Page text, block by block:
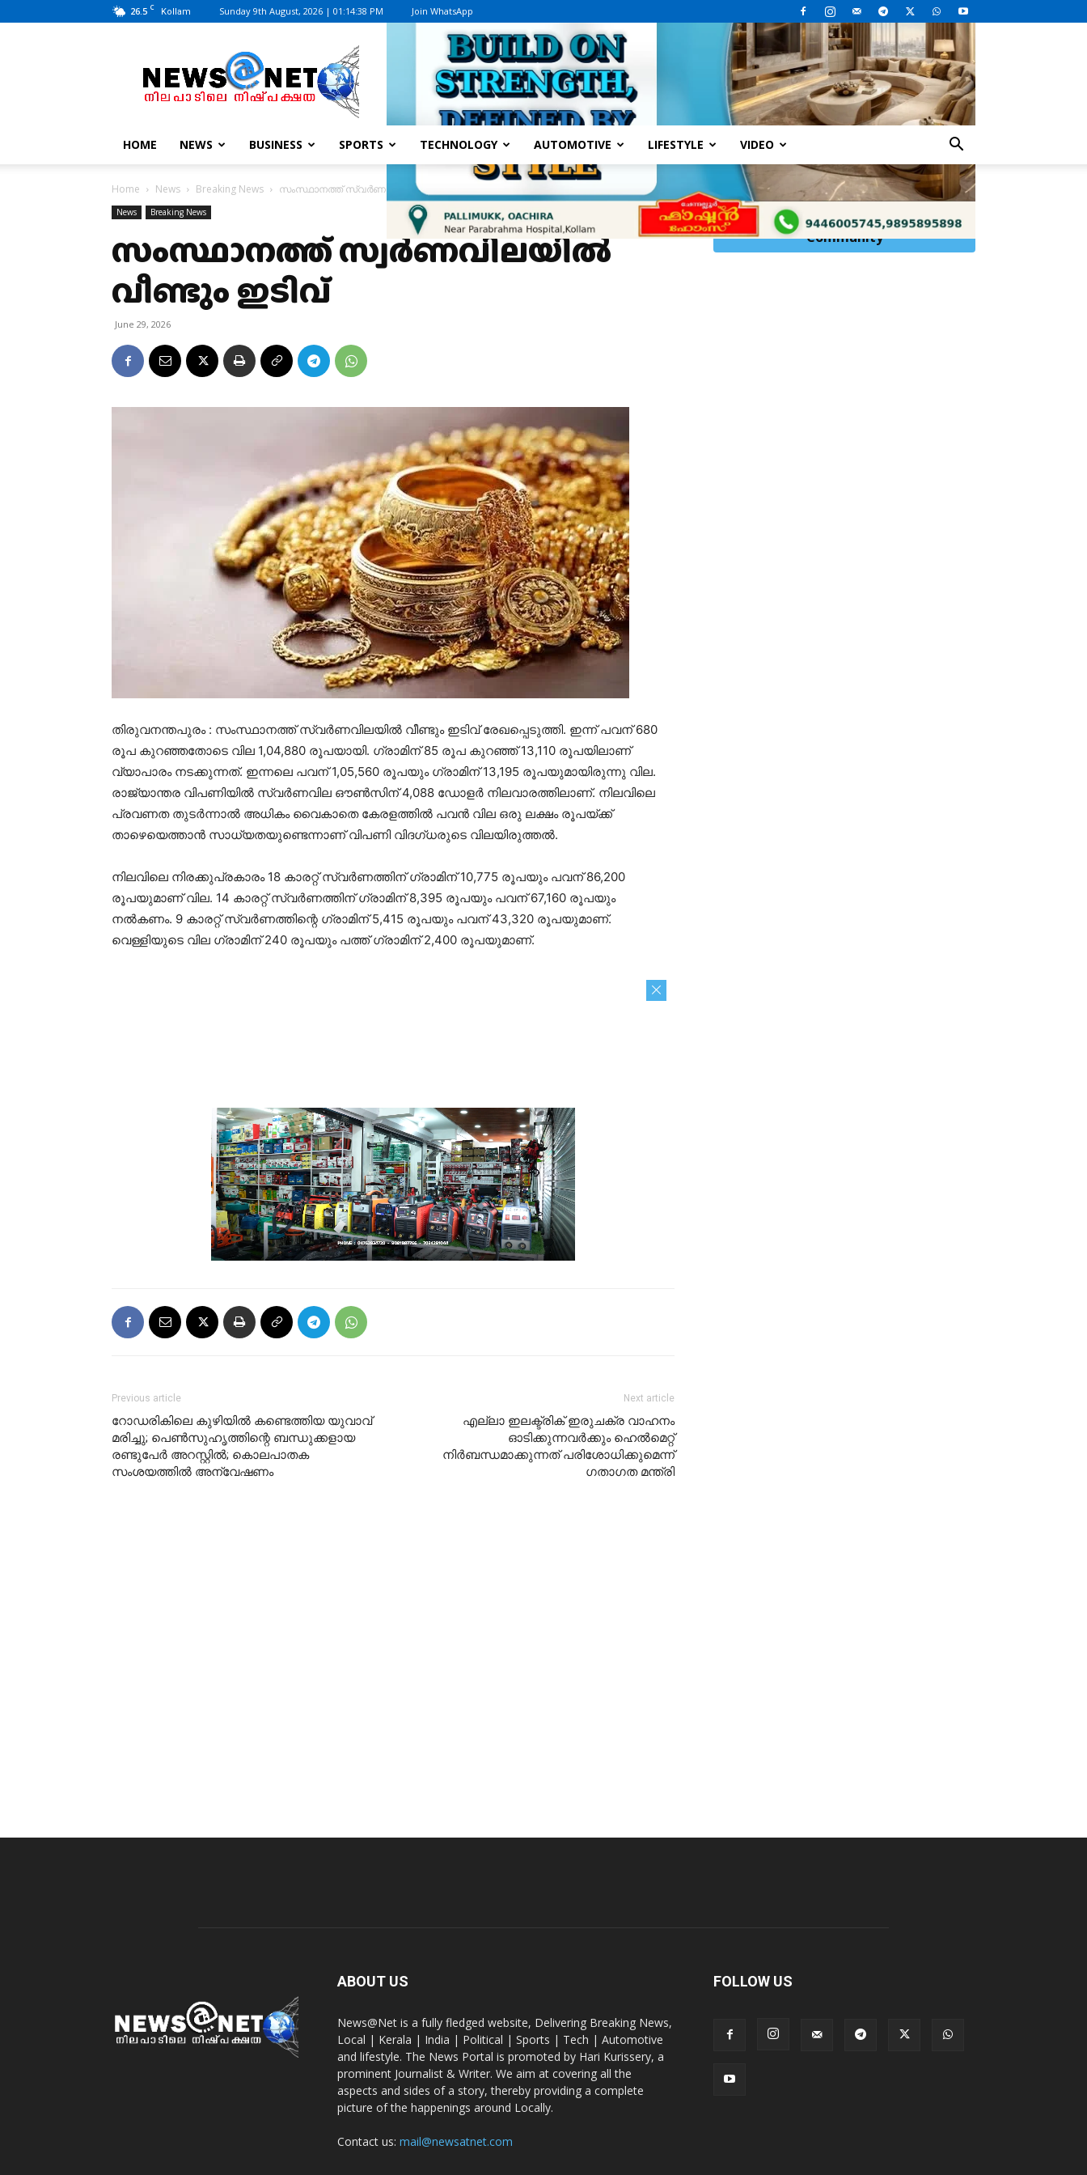
26.5 C Kollam Sunday 9th August, 2026 | 01:14:38 PM Join WhatsApp
News@Net
|
www.newsatnet.com
HOME NEWS BUSINESS SPORTS TECHNOLOGY AUTOMOTIVE LIFESTYLE VIDEO
Home News Breaking News സംസ്ഥാനത്ത് സ്വർണവിലയിൽ വീണ്ടും ഇടിവ്
News Breaking News
സംസ്ഥാനത്ത് സ്വർണവിലയിൽ
വീണ്ടും ഇടിവ്
June 29, 2026
തിരുവനന്തപുരം : സംസ്ഥാനത്ത് സ്വർണവിലയിൽ വീണ്ടും ഇടിവ് രേഖപ്പെടുത്തി. ഇന്ന് പവന് 680
രൂപ കുറഞ്ഞതോടെ വില 1,04,880 രൂപയായി. ഗ്രാമിന് 85 രൂപ കുറഞ്ഞ് 13,110 രൂപയിലാണ്
വ്യാപാരം നടക്കുന്നത്. ഇന്നലെ പവന് 1,05,560 രൂപയും ഗ്രാമിന് 13,195 രൂപയുമായിരുന്നു വില.
രാജ്യാന്തര വിപണിയിൽ സ്വർണവില ഔൺസിന് 4,088 ഡോളർ നിലവാരത്തിലാണ്. നിലവിലെ
പ്രവണത തുടർന്നാൽ അധികം വൈകാതെ കേരളത്തിൽ പവൻ വില ഒരു ലക്ഷം രൂപയ്ക്ക്
താഴെയെത്താൻ സാധ്യതയുണ്ടെന്നാണ് വിപണി വിദഗ്ധരുടെ വിലയിരുത്തൽ.
നിലവിലെ നിരക്കുപ്രകാരം 18 കാരറ്റ് സ്വർണത്തിന് ഗ്രാമിന് 10,775 രൂപയും പവന് 86,200
രൂപയുമാണ് വില. 14 കാരറ്റ് സ്വർണത്തിന് ഗ്രാമിന് 8,395 രൂപയും പവന് 67,160 രൂപയും
നൽകണം. 9 കാരറ്റ് സ്വർണത്തിന്റെ ഗ്രാമിന് 5,415 രൂപയും പവന് 43,320 രൂപയുമാണ്.
വെള്ളിയുടെ വില ഗ്രാമിന് 240 രൂപയും പത്ത് ഗ്രാമിന് 2,400 രൂപയുമാണ്.
Previous article
റോഡരികിലെ കുഴിയിൽ കണ്ടെത്തിയ യുവാവ്
മരിച്ചു; പെൺസുഹൃത്തിന്റെ ബന്ധുക്കളായ
രണ്ടുപേർ അറസ്റ്റിൽ; കൊലപാതക
സംശയത്തിൽ അന്വേഷണം
Next article
എല്ലാ ഇലക്ട്രിക് ഇരുചക്ര വാഹനം
ഓടിക്കുന്നവര്‍ക്കും ഹെല്‍മെറ്റ്
നിര്‍ബന്ധമാക്കുന്നത് പരിശോധിക്കുമെന്ന്
ഗതാഗത മന്ത്രി
Click Here toJoinWhatsApp
Community
ABOUT US
News@Net is a fully fledged website, Delivering Breaking News,
Local | Kerala | India | Political | Sports | Tech | Automotive
and lifestyle. The News Portal is promoted by Hari Kurissery, a
prominent Journalist & Writer. We aim at covering all the
aspects and sides of a story, thereby providing a complete
picture of the happenings around Locally.
Contact us: mail@newsatnet.com
FOLLOW US